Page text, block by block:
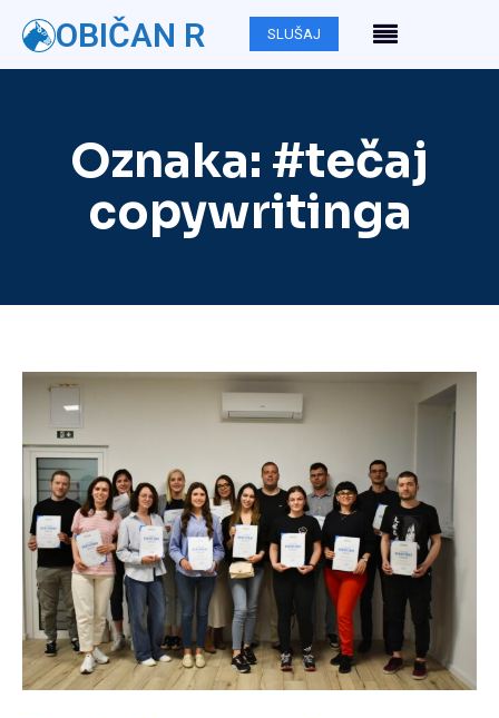
OBIČAN R SLUŠAJ
Oznaka: #tečaj
copywritinga